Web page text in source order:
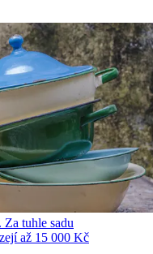
tuhle sadu
až 15 000 Kč